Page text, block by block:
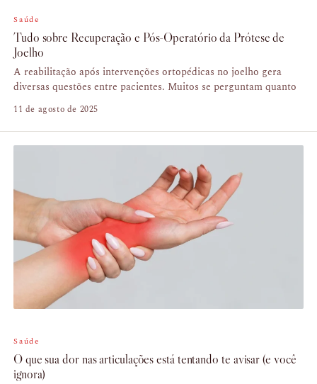
Saúde
Tudo sobre Recuperação e Pós-Operatório da Prótese de
Joelho
A reabilitação após intervenções ortopédicas no joelho gera
diversas questões entre pacientes. Muitos se perguntam quanto
11 de agosto de 2025
Saúde
O que sua dor nas articulações está tentando te avisar (e você
ignora)